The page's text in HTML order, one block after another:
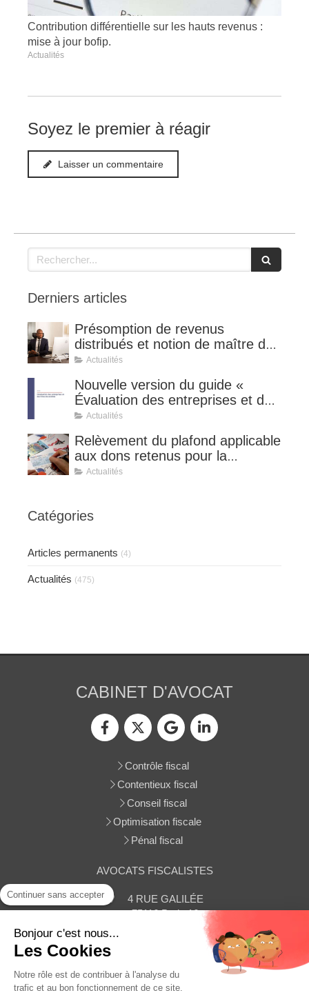
Contribution différentielle sur les hauts revenus :
mise à jour bofip.
Actualités
Soyez le premier à réagir
Laisser un commentaire
Rechercher
Derniers articles
Présomption de revenus
distribués et notion de maître de
l'affaire (CE 8 juillet 2026, n°
Actualités
Nouvelle version du guide «
Évaluation des entreprises et des
titres de sociétés ».
Actualités
Relèvement du plafond applicable
aux dons retenus pour la
détermination de la réduction
Actualités
Catégories
Articles permanents (4)
Actualités (475)
CABINET D'AVOCAT
Contrôle fiscal
Contentieux fiscal
Conseil fiscal
Optimisation fiscale
Pénal fiscal
AVOCATS FISCALISTES
4 RUE GALILÉE
75116 Paris 16
Afficher le téléphone
Continuer sans accepter
Bonjour c'est nous...
Les Cookies
Notre rôle est de contribuer à l'analyse du
trafic et au bon fonctionnement de ce site.